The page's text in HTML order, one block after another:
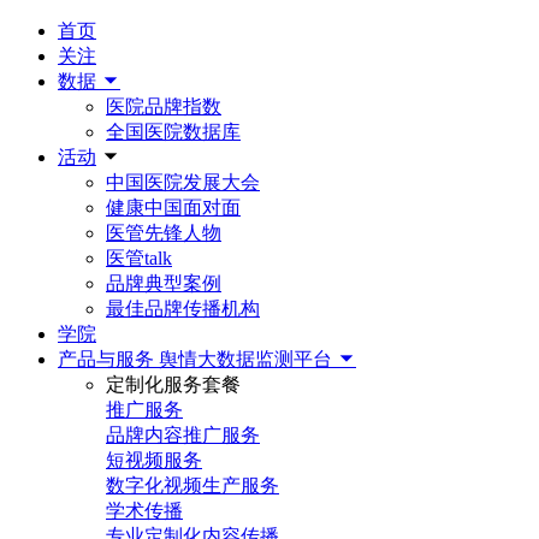
首页
关注
数据
医院品牌指数
全国医院数据库
活动
中国医院发展大会
健康中国面对面
医管先锋人物
医管talk
品牌典型案例
最佳品牌传播机构
学院
产品与服务 舆情大数据监测平台
定制化服务套餐
推广服务
品牌内容推广服务
短视频服务
数字化视频生产服务
学术传播